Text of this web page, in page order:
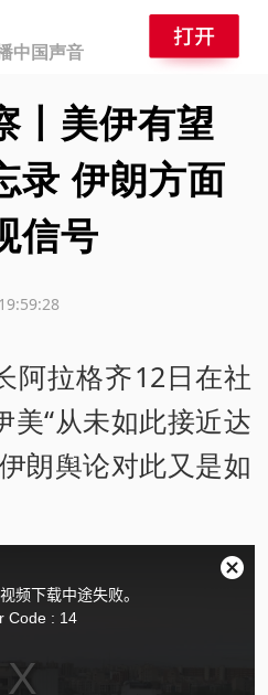
中国声音
丨美伊有望
录 伊朗方面
信号
阿拉格齐12日在社
美“从未如此接近达
朗舆论对此又是如
频下载中途失败。
Code : 14
关